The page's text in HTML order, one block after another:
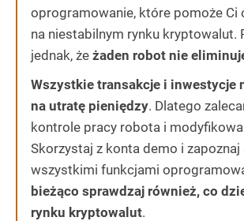
oprogramowanie, które pomoże Ci
na niestabilnym rynku kryptowalut.
jednak, że żaden robot nie
Wszystkie transakcje i inwestycje
na utratę pieniędzy. Dlatego
kontrole pracy robota i
Skorzystaj z konta demo i zapoznaj
wszystkimi funkcjami
bieżąco sprawdzaj również, co
rynku kryptowalut.